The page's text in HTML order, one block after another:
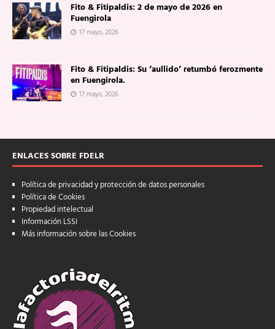
Fito & Fitipaldis: 2 de mayo de 2026 en
Fuengirola
17 mayo, 2026
Fito & Fitipaldis: Su ‘aullido’ retumbó ferozmente
en Fuengirola.
17 mayo, 2026
ENLACES SOBRE FDELR
Política de privacidad y protección de datos personales
Política de Cookies
Propiedad intelectual
Información LSSI
Más información sobre las Cookies